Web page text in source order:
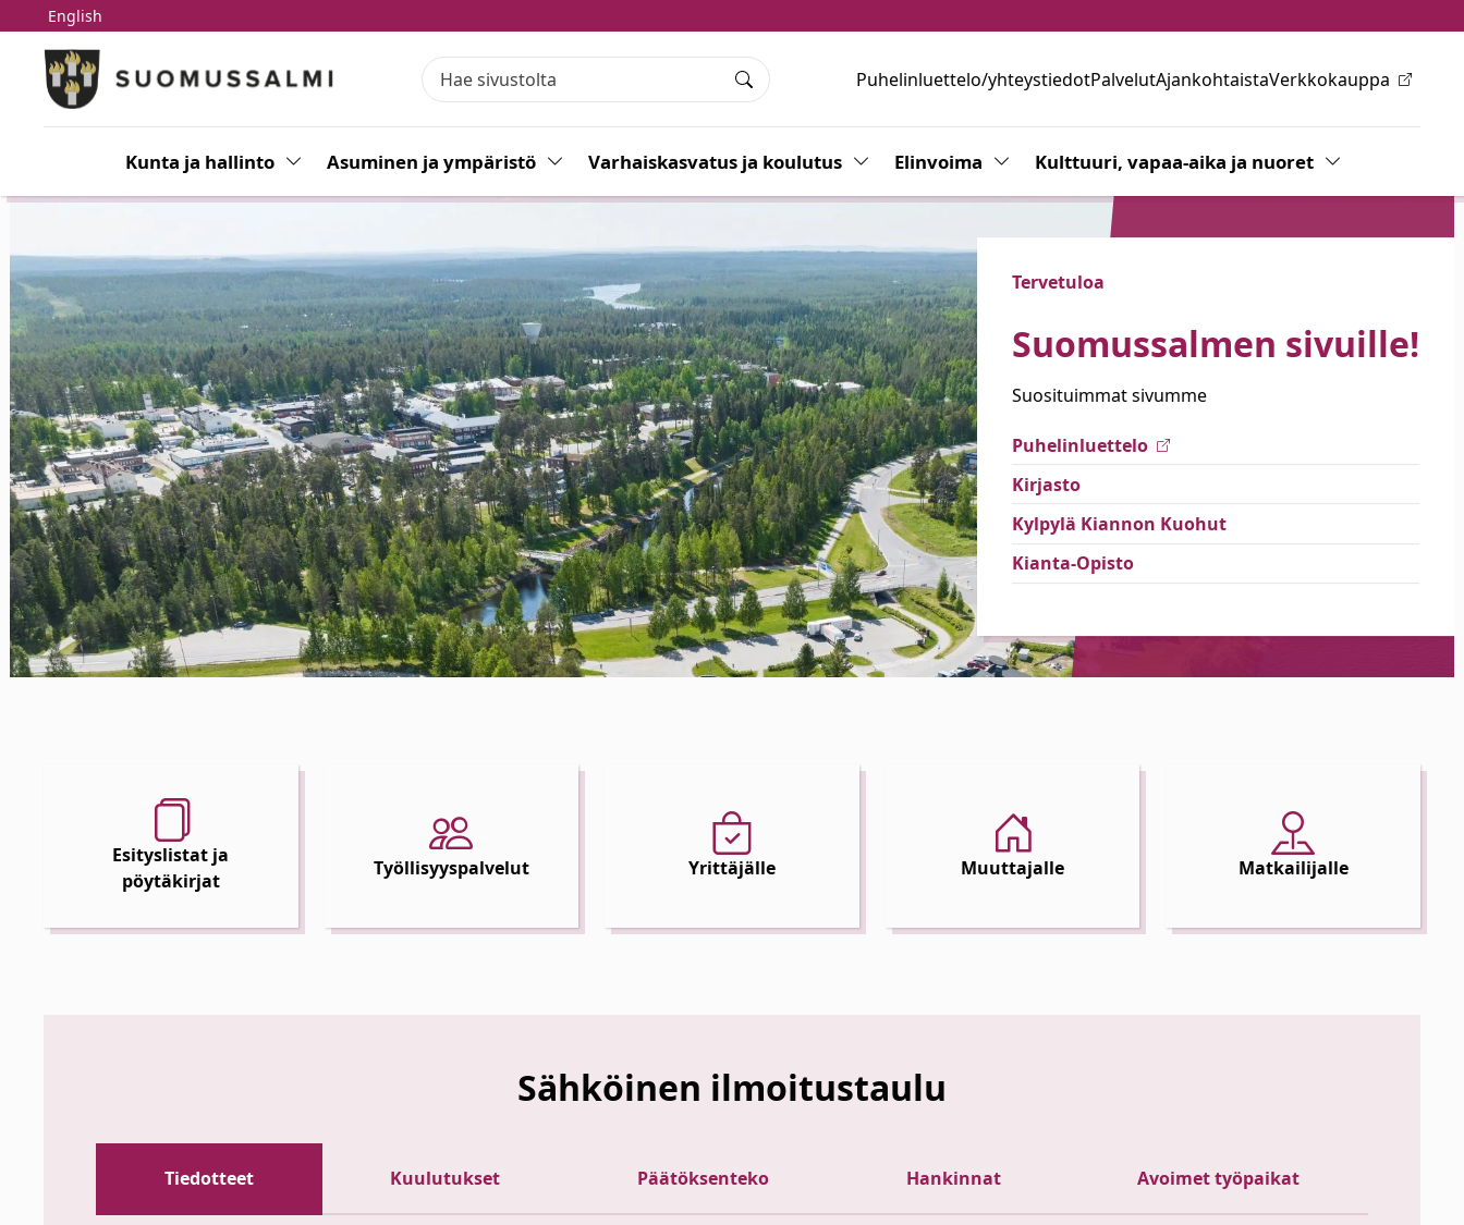
Siirry pääsisältöön
Siirry päävalikkoon
Puhelinluettelo/yhteystiedotPalvelutAjankohtaistaVerkkokauppa
English
Haku
Kunta ja hallinto Vaihda alasvetovalikkoa
Asuminen ja ympäristö Vaihda alasvetovalikkoa
Varhaiskasvatus ja koulutus Vaihda alasvetovalikkoa
Elinvoima Vaihda alasvetovalikkoa
Kulttuuri, vapaa-aika ja nuoret Vaihda
Tervetuloa
Suomussalmen sivuille!
Suosituimmat sivumme
Puhelinluettelo
Kirjasto
Kylpylä Kiannon Kuohut
Kianta-Opisto
Esityslistat ja
pöytäkirjat
Työllisyyspalvelut Yrittäjälle Muuttajalle Matkailijalle
Sähköinen ilmoitustaulu
Tiedotteet Kuulutukset Päätöksenteko Hankinnat Avoimet työpaikat